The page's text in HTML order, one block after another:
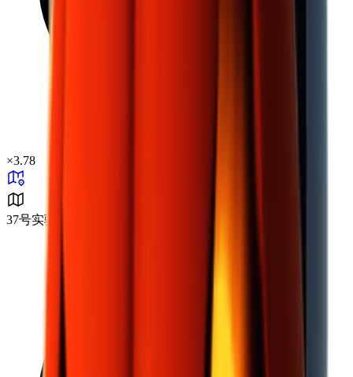
×3.78
37号实验区